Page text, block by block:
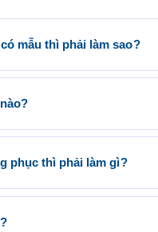
mẫu thì phải làm sao?
Thôn, Hóc Môn để lựa chọn
hợp đồng và sản xuất hàng
phục thì phải làm gì?
mẫu – Ký hợp đồng –
thiết kế do Saigon Uniform